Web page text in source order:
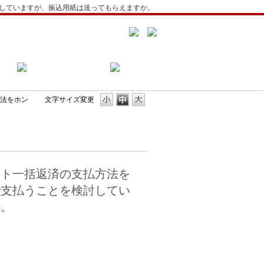
いますが、振込用紙は送ってもらえますか。
文字サイズ変更
をホン
一括返済の支払方法を
払うことを検討してい